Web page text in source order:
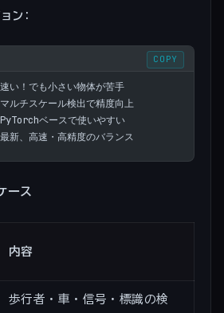
ョン:
！でも小さい物体が苦手
チスケール検出で精度向上
ベースで使いやすい
、高速・高精度のバランス
COPY
ース
内容
歩行者・車・信号・標識の検